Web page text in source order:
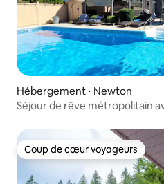
Hébergement ⋅ Newton
Séjour de rêve métropolitain
Coup de cœur voyageurs
Coup de cœur voyageurs